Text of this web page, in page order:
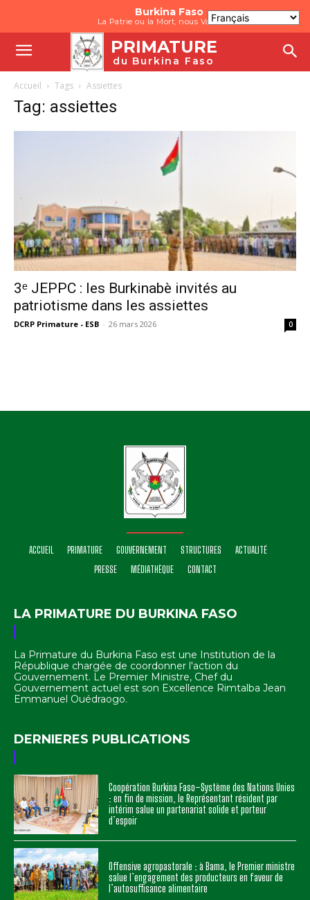
Burkina Faso
La Patrie ou la Mort, nous Vaincrons
PRIMATURE
du Burkina Faso
Accueil Tags Assiettes
Tag: assiettes
3ᵉ JEPPC : les Burkinabè invités au
patriotisme dans les assiettes
DCRP Primature - ESB - 26 mars 2026 0
ACCUEIL PRIMATURE GOUVERNEMENT STRUCTURES
ACTUALITÉ
PRESSE
MÉDIATHÈQUE CONTACT
LA PRIMATURE DU BURKINA FASO
La Primature du Burkina Faso est une Institution de la
République chargée de coordonner l'action du
Gouvernement. Le Premier Ministre, Chef du
Gouvernement actuel est son Excellence Rimtalba Jean
Emmanuel Ouédraogo.
DERNIERES PUBLICATIONS
Coopération Burkina Faso–Système des Nations Unies
: en fin de mission, le Représentant résident par
intérim salue un partenariat solide et porteur
d’espoir
Offensive agropastorale : à Bama, le Premier ministre
salue l’engagement des producteurs en faveur de
l’autosuffisance alimentaire